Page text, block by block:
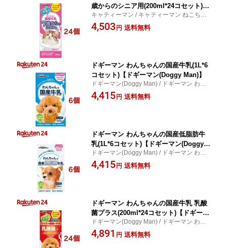
歳からのシニア用(200ml*24コセット)
【キャティーマン】
キャティーマン / キャティーマン ねこちゃ
んの国産牛乳 7歳からのシニア用
4,503 円 送料無料
ドギーマン わんちゃんの国産牛乳(1L*6
コセット)【ドギーマン(Doggy Man)】
ドギーマン(Doggy Man) / ドギーマン わん
ちゃんの国産牛乳
4,415 円 送料無料
ドギーマン わんちゃんの国産低脂肪牛
乳(1L*6コセット)【ドギーマン(Doggy
Man)】
ドギーマン(Doggy Man) / ドギーマン わん
ちゃんの国産低脂肪牛乳
4,415 円 送料無料
ドギーマン わんちゃんの国産牛乳 乳酸
菌プラス(200ml*24コセット)【ドギーマ
ン(Doggy Man)】
ドギーマン(Doggy Man) / ドギーマン わん
ちゃんの国産牛乳 乳酸菌プラス
4,891 円 送料無料